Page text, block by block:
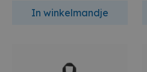
In winkelmandje